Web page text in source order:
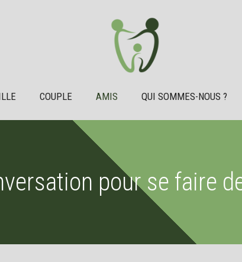
COUPLE AMIS QUI SOMMES-NOUS ?
pour se faire